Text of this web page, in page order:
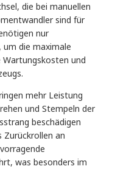
die bei manuellen
sind für
nur
um die maximale
und
mehr Leistung
und Stempeln der
beschädigen
Zurückrollen an
was besonders im